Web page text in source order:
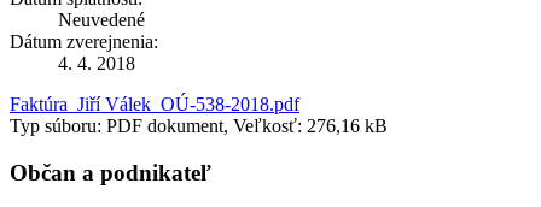
Neuvedené
Dátum zverejnenia:
4. 4. 2018
Faktúra_Jiří Válek_OÚ-538-2018.pdf
Typ súboru: PDF dokument, Veľkosť: 276,16 kB
Občan a podnikateľ